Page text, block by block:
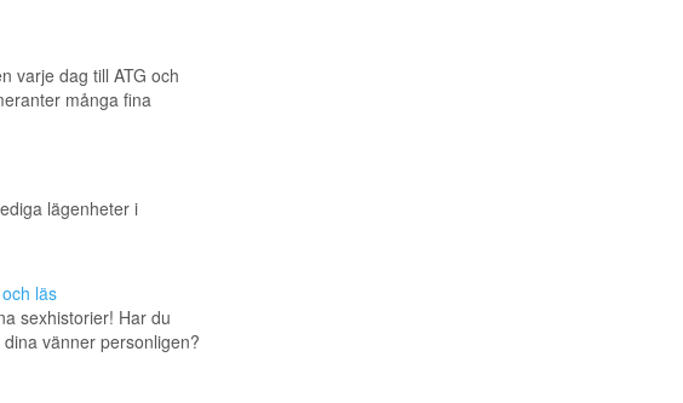
varje dag till ATG och
många fina
lägenheter i
läs
sexhistorier! Har du
vänner personligen?